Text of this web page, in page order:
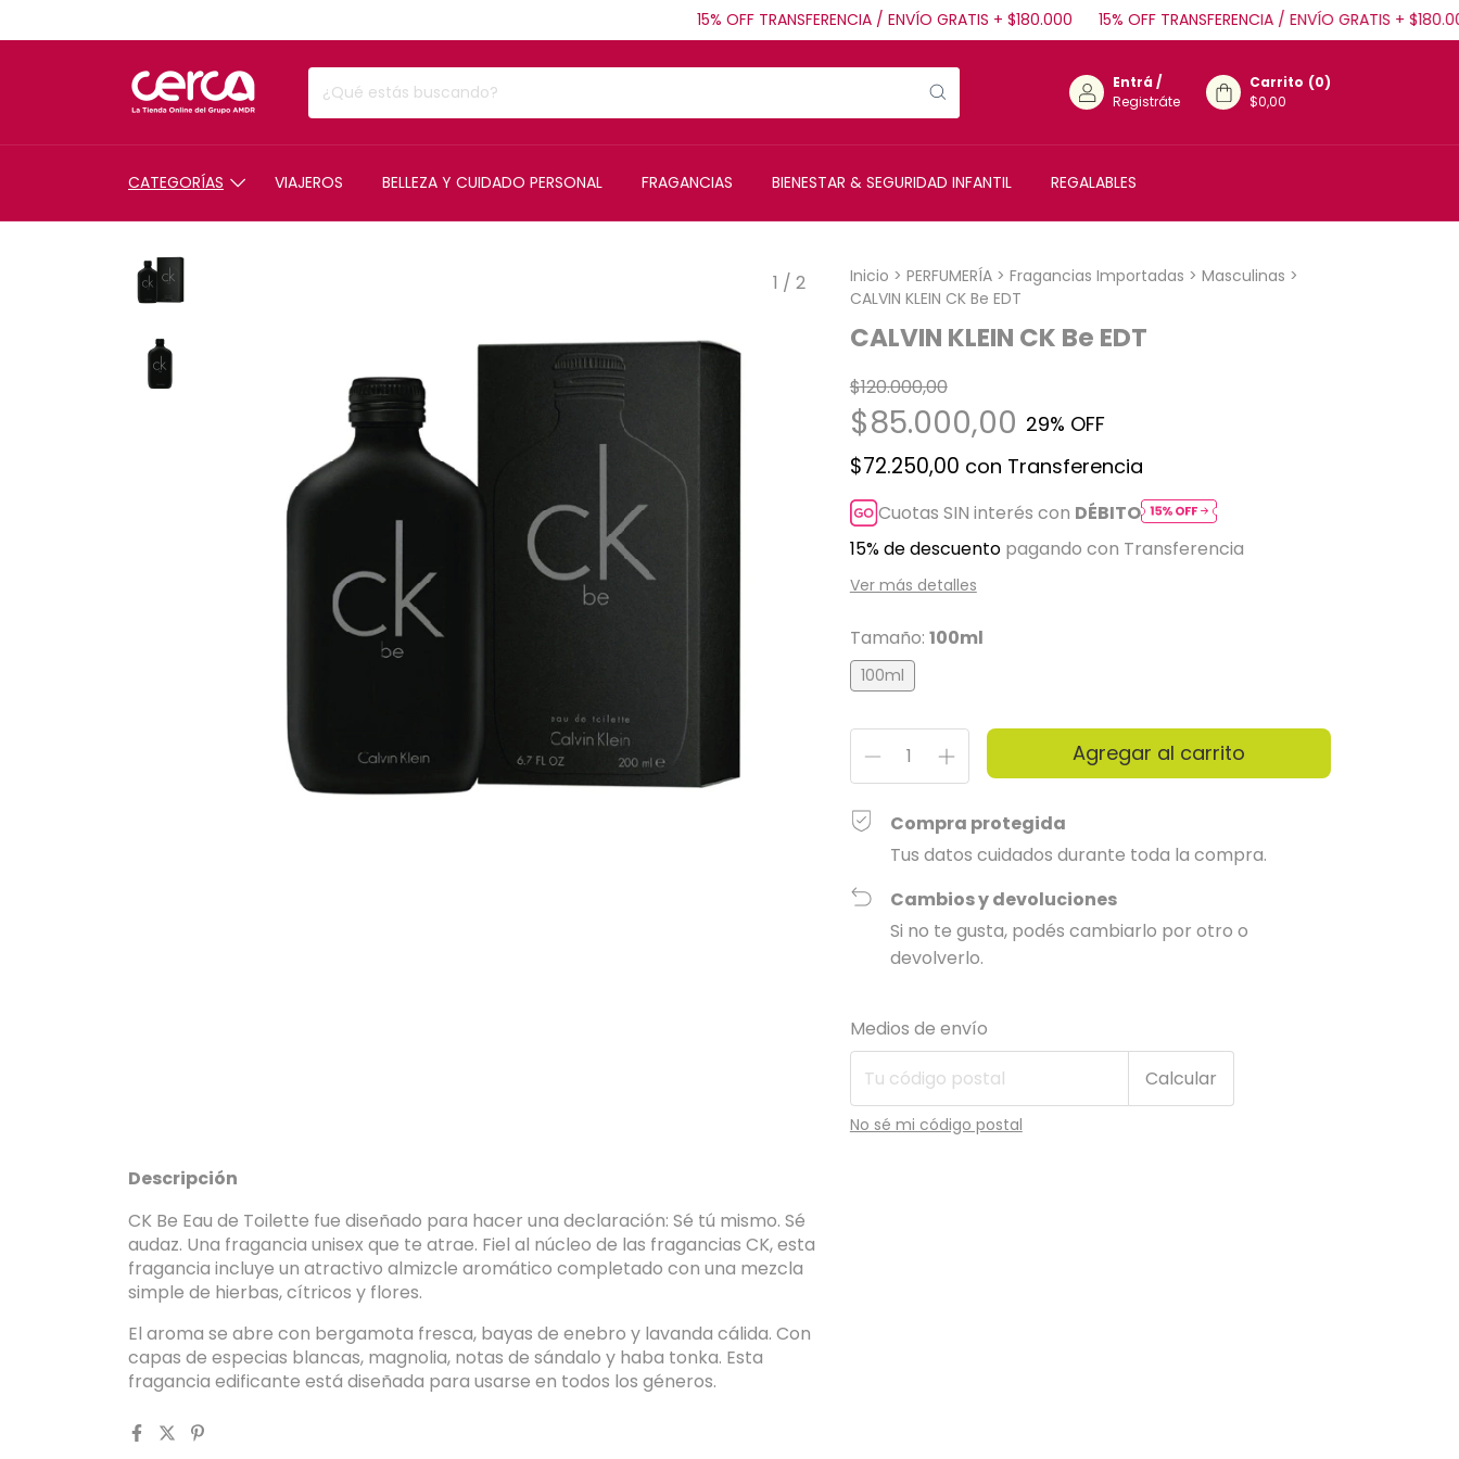
15% OFF TRANSFERENCIA / ENVÍO GRATIS + $180.000 15% OFF TRANSFERENCIA / ENVÍO GRATIS + $180.000
Entrá /
Registráte
Carrito (0)
$0,00
CATEGORÍAS VIAJEROS BELLEZA Y CUIDADO PERSONAL FRAGANCIAS BIENESTAR & SEGURIDAD INFANTIL REGALABLES
1 / 2 Inicio > PERFUMERÍA > Fragancias Importadas > Masculinas >
CALVIN KLEIN CK Be EDT
CALVIN KLEIN CK Be EDT
$120.000,00
$85.000,00 29% OFF
$72.250,00 con Transferencia
Cuotas SIN interés con DÉBITO
15% de descuentopagando con Transferencia
Ver más detalles
Tamaño: 100ml
100ml
Compra protegida
Tus datos cuidados durante toda la compra.
Cambios y devoluciones
Si no te gusta, podés cambiarlo por otro o
devolverlo.
Entregas para el CP:
Medios de envío
Calcular
No sé mi código postal
Descripción
CK Be Eau de Toilette fue diseñado para hacer una declaración: Sé tú mismo. Sé
audaz. Una fragancia unisex que te atrae. Fiel al núcleo de las fragancias CK, esta
fragancia incluye un atractivo almizcle aromático completado con una mezcla
simple de hierbas, cítricos y flores.
El aroma se abre con bergamota fresca, bayas de enebro y lavanda cálida. Con
capas de especias blancas, magnolia, notas de sándalo y haba tonka. Esta
fragancia edificante está diseñada para usarse en todos los géneros.